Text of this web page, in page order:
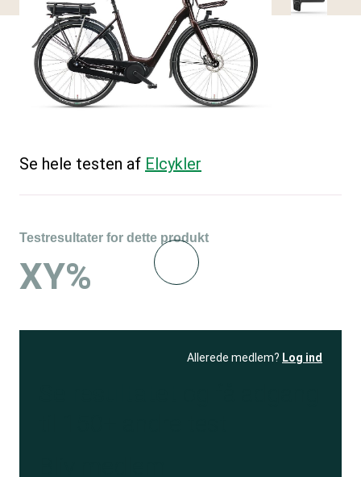
Se hele testen af Elcykler
Testresultater for dette produkt
XY%
Allerede medlem? Log ind